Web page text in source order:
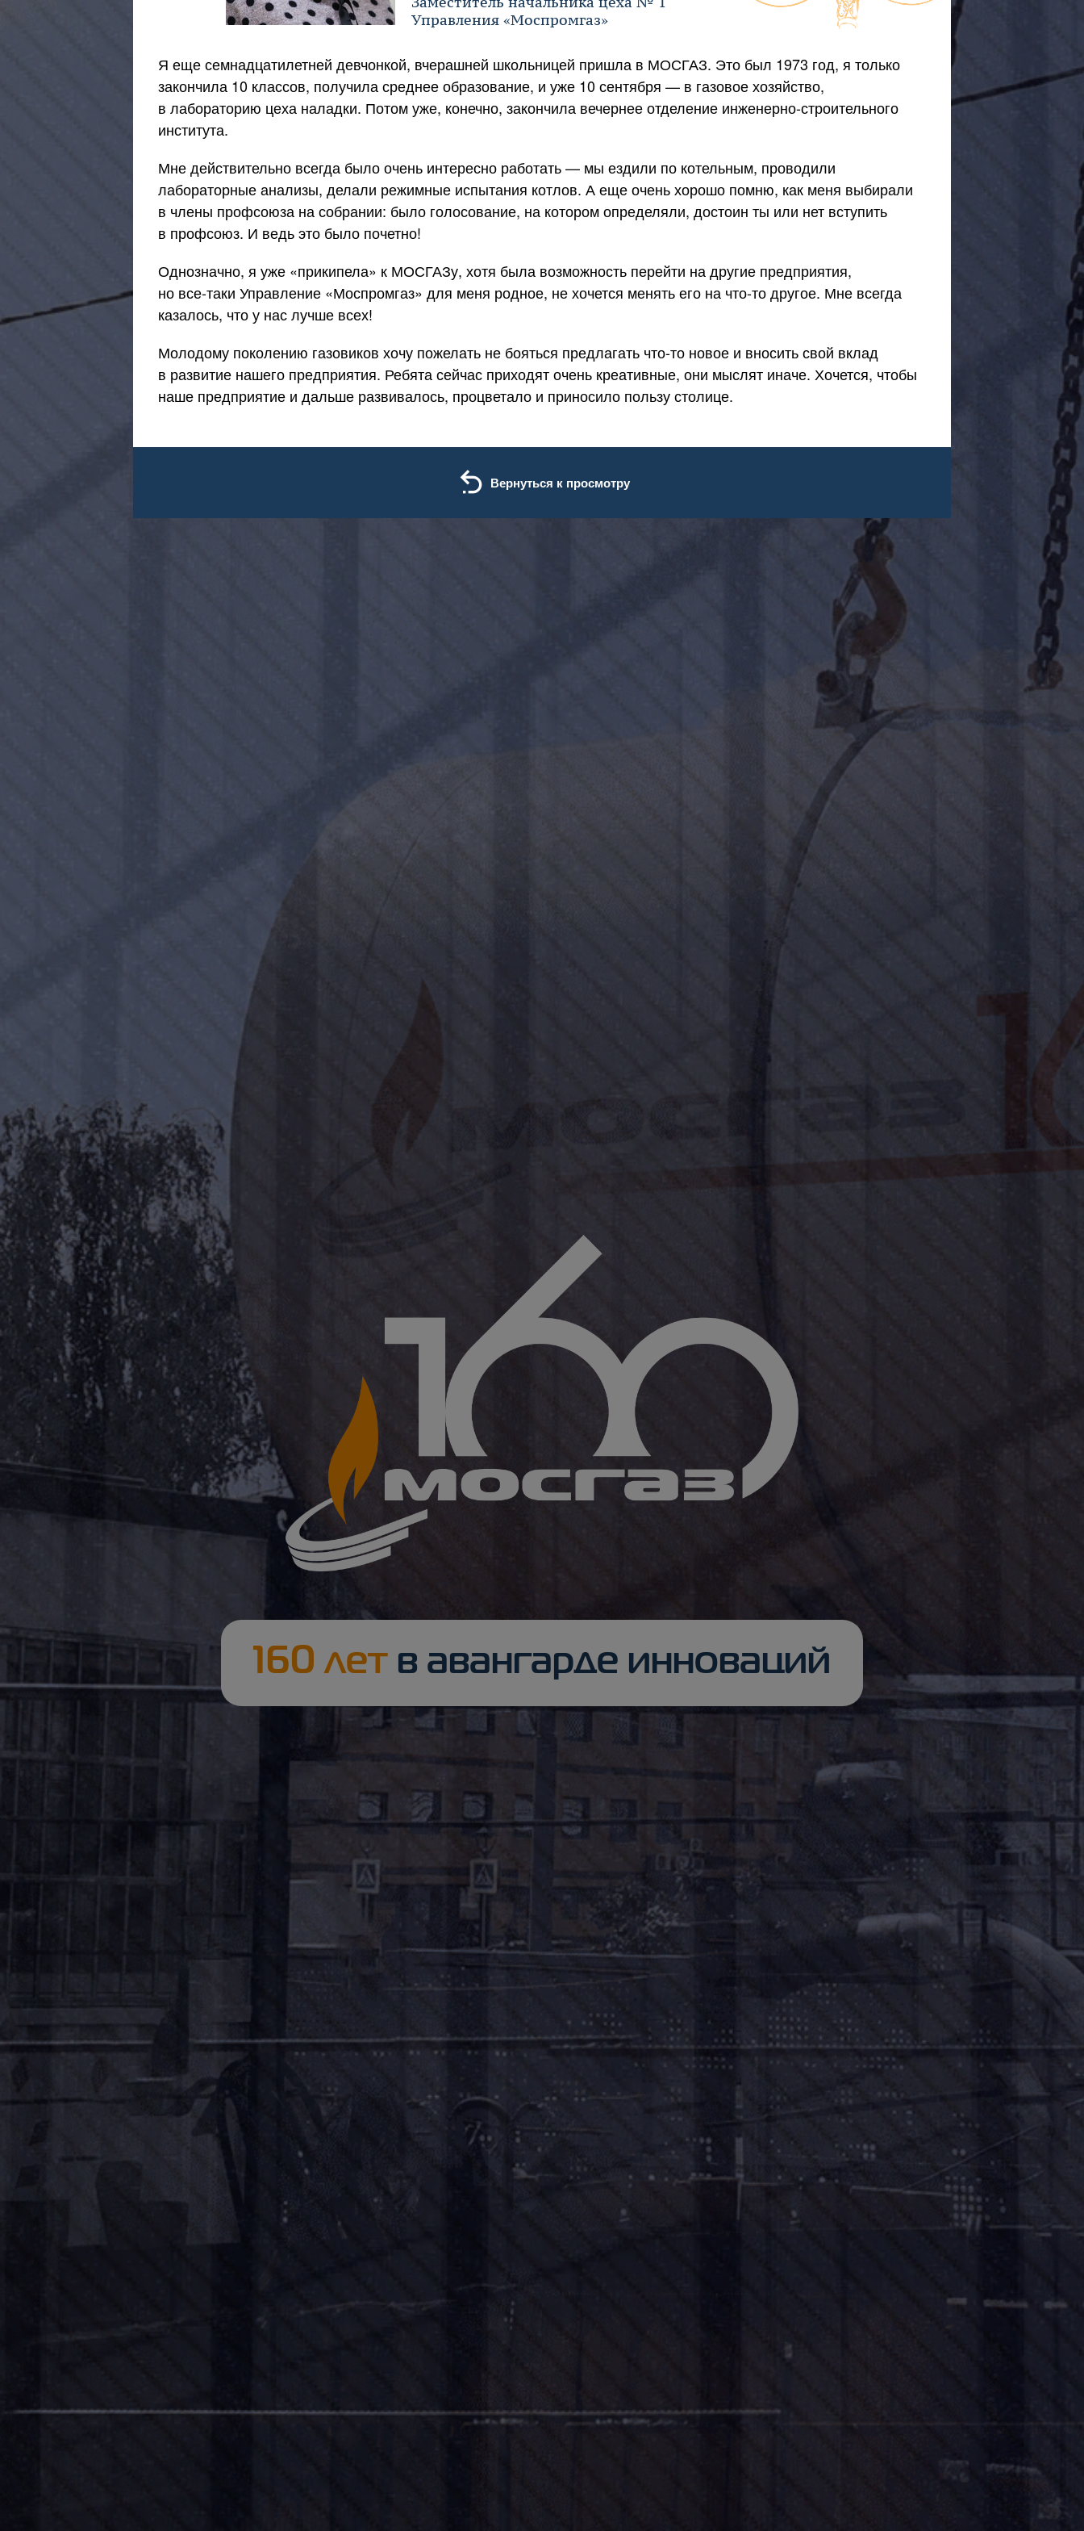
160 лет в авангарде инноваций
Управления «Моспромгаз»
Я еще семнадцатилетней девчонкой, вчерашней школьницей пришла в МОСГАЗ. Это был 1973 год, я только
закончила 10 классов, получила среднее образование, и уже 10 сентября — в газовое хозяйство,
в лабораторию цеха наладки. Потом уже, конечно, закончила вечернее отделение инженерно-строительного
института.
Мне действительно всегда было очень интересно работать — мы ездили по котельным, проводили
лабораторные анализы, делали режимные испытания котлов. А еще очень хорошо помню, как меня выбирали
в члены профсоюза на собрании: было голосование, на котором определяли, достоин ты или нет вступить
в профсоюз. И ведь это было почетно!
Однозначно, я уже «прикипела» к МОСГАЗу, хотя была возможность перейти на другие предприятия,
но все-таки Управление «Моспромгаз» для меня родное, не хочется менять его на что-тодругое. Мне всегда
казалось, что у нас лучше всех!
Молодому поколению газовиков хочу пожелать не бояться предлагать что-то новое и вносить свой вклад
в развитие нашего предприятия. Ребята сейчас приходят очень креативные, они мыслят иначе. Хочется, чтобы
наше предприятие и дальше развивалось, процветало и приносило пользу столице.
Вернуться к просмотру